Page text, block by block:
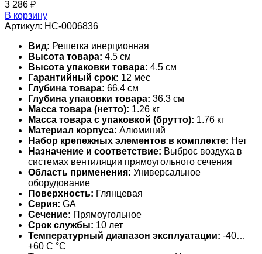
3 286 ₽
В корзину
Артикул: НС-0006836
Вид: Решетка инерционная
Высота товара: 4.5 см
Высота упаковки товара: 4.5 см
Гарантийный срок: 12 мес
Глубина товара: 66.4 см
Глубина упаковки товара: 36.3 см
Масса товара (нетто): 1.26 кг
Масса товара с упаковкой (брутто): 1.76 кг
Материал корпуса: Алюминий
Набор крепежных элементов в комплекте: Нет
Назначение и соответствие: Выброс воздуха в
системах вентиляции прямоугольного сечения
Область применения: Универсальное
оборудование
Поверхность: Глянцевая
Серия: GA
Сечение: Прямоугольное
Срок службы: 10 лет
Температурный диапазон эксплуатации: -40…
+60 С °С